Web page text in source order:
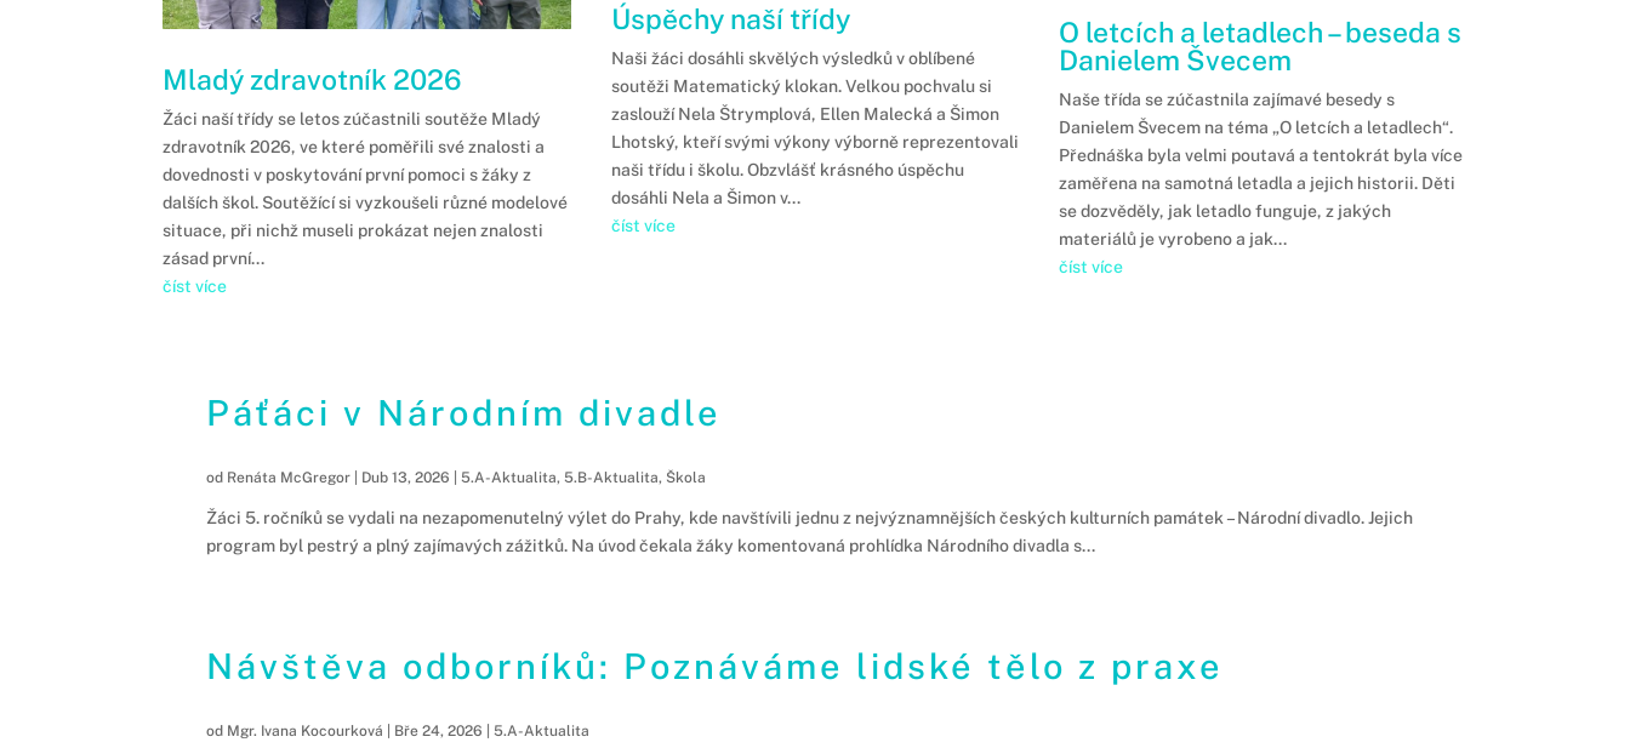
Mladý zdravotník 2026
Žáci naší třídy se letos zúčastnili soutěže Mladý
zdravotník 2026, ve které poměřili své znalosti a
dovednosti v poskytování první pomoci s žáky z
dalších škol. Soutěžící si vyzkoušeli různé modelové
situace, při nichž museli prokázat nejen znalosti
zásad první...
číst více
Úspěchy naší třídy
Naši žáci dosáhli skvělých výsledků v oblíbené
soutěži Matematický klokan. Velkou pochvalu si
zaslouží Nela Štrymplová, Ellen Malecká a Šimon
Lhotský, kteří svými výkony výborně reprezentovali
naši třídu i školu. Obzvlášť krásného úspěchu
dosáhli Nela a Šimon v...
číst více
O letcích a letadlech – beseda s
Danielem Švecem
Naše třída se zúčastnila zajímavé besedy s
Danielem Švecem na téma „O letcích a letadlech“.
Přednáška byla velmi poutavá a tentokrát byla více
zaměřena na samotná letadla a jejich historii. Děti
se dozvěděly, jak letadlo funguje, z jakých
materiálů je vyrobeno a jak...
číst více
Páťáci v Národním divadle
od Renáta McGregor Dub 13, 2026 |5.A-Aktualita,5.B-Aktualita, Škola
Žáci 5. ročníků se vydali na nezapomenutelný výlet do Prahy, kde navštívili jednu z nejvýznamnějších českých kulturních památek – Národní divadlo. Jejich
program byl pestrý a plný zajímavých zážitků. Na úvod čekala žáky komentovaná prohlídka Národního divadla s...
Návštěva odborníků: Poznáváme lidské tělo z praxe
od Mgr. Ivana Kocourková Bře 24, 2026 |5.A-Aktualita